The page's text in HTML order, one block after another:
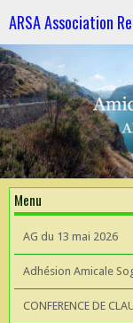
ARSA Association
Invitation au repas le 21
ARTELIA et
ARTELIA et
Souvenirs de KIrkuk
CONFERENCE DE
AG 2026 du 13 mai
Menu
AG du 13 mai 2026
Adhésion Amicale
CONFERENCE DE